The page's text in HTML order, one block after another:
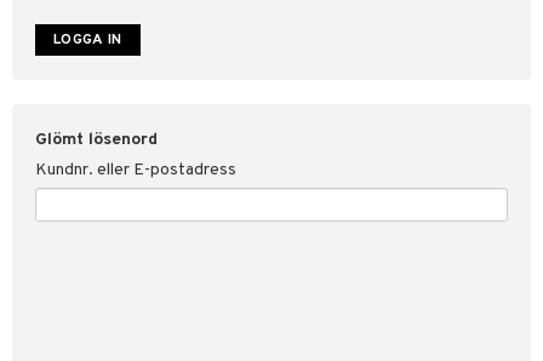
Glömt lösenord
Kundnr. eller E-postadress
för Shopping4net